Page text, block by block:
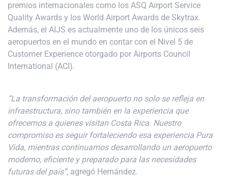
premios internacionales como los ASQ Airport Service
Quality Awards y los World Airport Awards de Skytrax.
Además, el AIJS es actualmente uno de los únicos seis
aeropuertos en el mundo en contar con el Nivel 5 de
Customer Experience otorgado por Airports Council
International (ACI).
“La transformación del aeropuerto no solo se refleja en
infraestructura, sino también en la experiencia que
ofrecemos a quienes visitan Costa Rica. Nuestro
compromiso es seguir fortaleciendo esa experiencia Pura
Vida, mientras continuamos desarrollando un aeropuerto
moderno, eficiente y preparado para las necesidades
futuras del país”, agregó Hernández.